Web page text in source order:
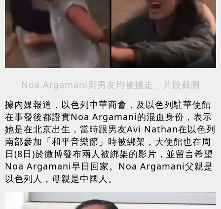
Noa Argamani與男友均被擄走。片段截圖
據內媒報道，以色列中華商會，及以色列駐華使館
在事發後都證實Noa Argamani的混血身份，表示
她是在北京出生，當時跟男友Avi Nathan在以色列
南部參加「和平音樂節」時被綁架，大使館也在周
日(8日)於微博發布兩人被綁架的影片，並留言希望
Noa Argamani早日回家。Noa Argamani父親是
以色列人，母親是中國人。